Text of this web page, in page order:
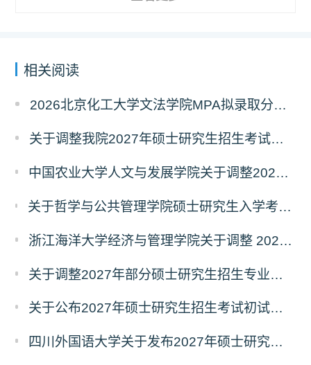
相关阅读
2026北京化工大学文法学院MPA拟录取分析解读
关于调整我院2027年硕士研究生招生考试科目及参考书的通知
中国农业大学人文与发展学院关于调整2027年硕士研究生招生考试初试科目的通知
关于哲学与公共管理学院硕士研究生入学考试（初试） 考试科目及参考书目变更的通知（二）
浙江海洋大学经济与管理学院关于调整 2027年硕士研究生招生考试初试科目的公告
关于调整2027年部分硕士研究生招生专业初试考试科目的公告（持续更新中）
关于公布2027年硕士研究生招生考试初试自命题科目考试大纲的通知
四川外国语大学关于发布2027年硕士研究生招生考试自命题科目大纲的公告